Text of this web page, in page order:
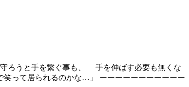
うと手を繋ぐ事も、 手を伸ばす必要も無くな
て居られるのかな…」 ーーーーーーーーーーー